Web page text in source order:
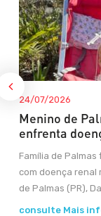
24/07/2026
Menino de
enfrenta
Família de
com doença renal
de Palmas (PR),
consulte Mais